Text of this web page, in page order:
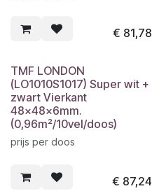
€ 81,78
TMF LONDON
(LO1010S1017) Super wit +
zwart Vierkant
48x48x6mm.
(0,96m²/10vel/doos)
prijs per doos
€ 87,24